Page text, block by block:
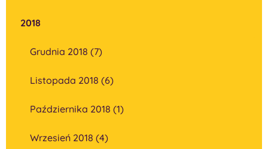
2018
Grudnia 2018 (7)
Listopada 2018 (6)
Października 2018 (1)
Wrzesień 2018 (4)